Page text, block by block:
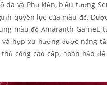
da và Phụ kiện, biểu tượng
quyền lực của màu đỏ.
màu đỏ Amaranth Garnet,
hợp xu hướng được nâng
công cao cấp, hoàn hảo